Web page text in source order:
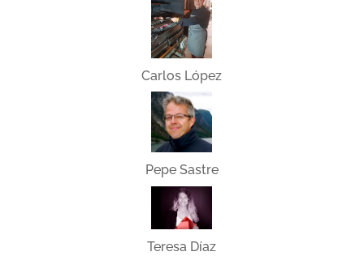
Carlos López
Pepe Sastre
Teresa Díaz